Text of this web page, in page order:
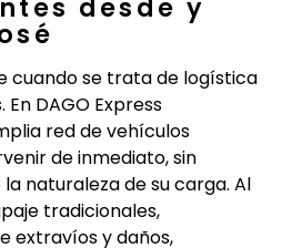
desde y
cuando se trata de logística
En DAGO Express
red de vehículos
de inmediato, sin
naturaleza de su carga. Al
tradicionales,
extravíos y daños,